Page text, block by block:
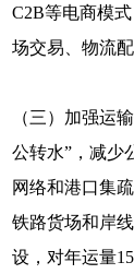
C2B等电商模
场交易、物流
（三）加强运
公转水”，减少
网络和港口集
铁路货场和岸
设，对年运量